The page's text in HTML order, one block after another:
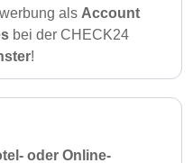
als Account
bei der CHECK24
!
oder Online-